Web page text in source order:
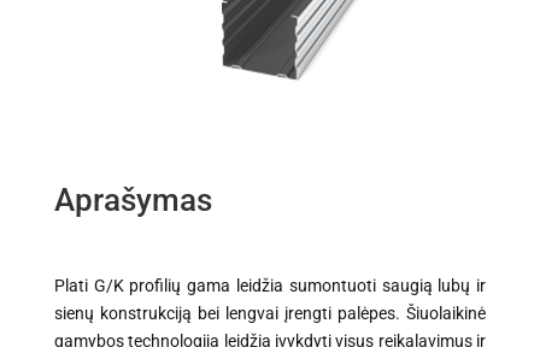
Aprašymas
Plati G/K profilių gama leidžia sumontuoti saugią lubų ir
sienų konstrukciją bei lengvai įrengti palėpes. Šiuolaikinė
gamybos technologija leidžia įvykdyti visus reikalavimus ir